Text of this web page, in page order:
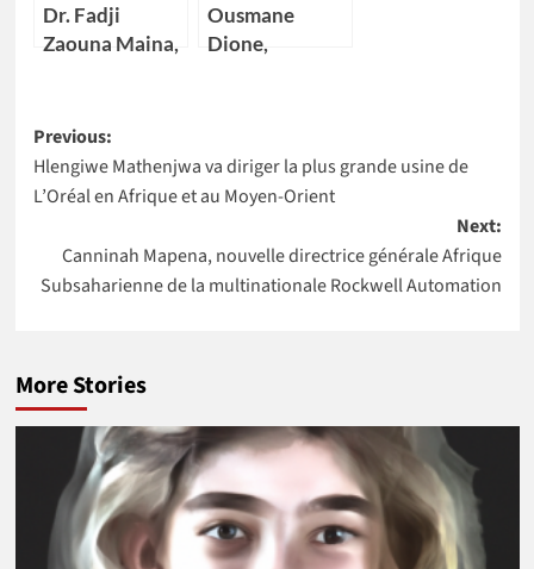
Dr. Fadji
Zaouna Maina,
scientifique du
Niger à
intégrer la
Ousmane
Dione,
mondiale pour
4 pays Africains
Post
navigation
Previous:
Hlengiwe Mathenjwa va diriger la plus grande usine de
L’Oréal en Afrique et au Moyen-Orient
Next:
Canninah Mapena, nouvelle directrice générale Afrique
Subsaharienne de la multinationale Rockwell Automation
More Stories